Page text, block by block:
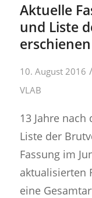
Aktuelle
und Liste
erschienen
10. August 2016 /
VLAB
13 Jahre
Liste der
Fassung im
aktualisierten
eine